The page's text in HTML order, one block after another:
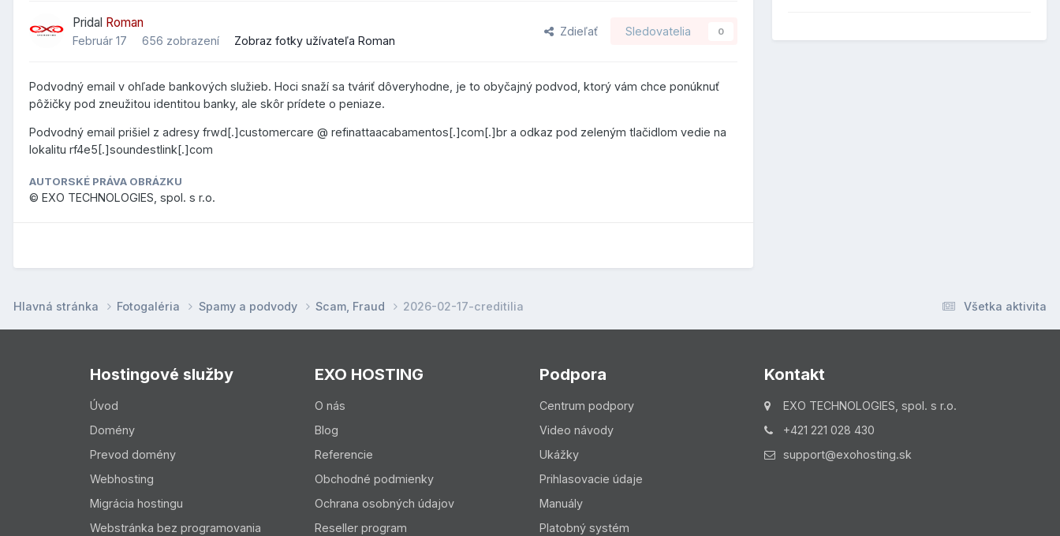
Pridal Roman
Február 17 656 zobrazení Zobraz fotky užívateľa Roman
Zdieľať Sledovatelia 0
Podvodný email v ohľade bankových služieb. Hoci snaží sa tváriť dôveryhodne, je to obyčajný podvod, ktorý vám chce ponúknuť
pôžičky pod zneužitou identitou banky, ale skôr prídete o peniaze.
Podvodný email prišiel z adresy frwd[.]customercare @ refinattaacabamentos[.]com[.]br a odkaz pod zeleným tlačidlom vedie na
lokalitu rf4e5[.]soundestlink[.]com
AUTORSKÉ PRÁVA OBRÁZKU
© EXO TECHNOLOGIES, spol. s r.o.
Všetka aktivita
Hlavná stránka Fotogaléria Spamy a podvody Scam, Fraud 2026-02-17-creditilia
Hostingové služby
Úvod
Domény
Prevod domény
Webhosting
Migrácia hostingu
Webstránka bez programovania
EXO HOSTING
O nás
Blog
Referencie
Obchodné podmienky
Ochrana osobných údajov
Reseller program
Podpora
Centrum podpory
Video návody
Ukážky
Prihlasovacie údaje
Manuály
Platobný systém
Kontakt
EXO TECHNOLOGIES, spol. s r.o.
+421 221 028 430
support@exohosting.sk